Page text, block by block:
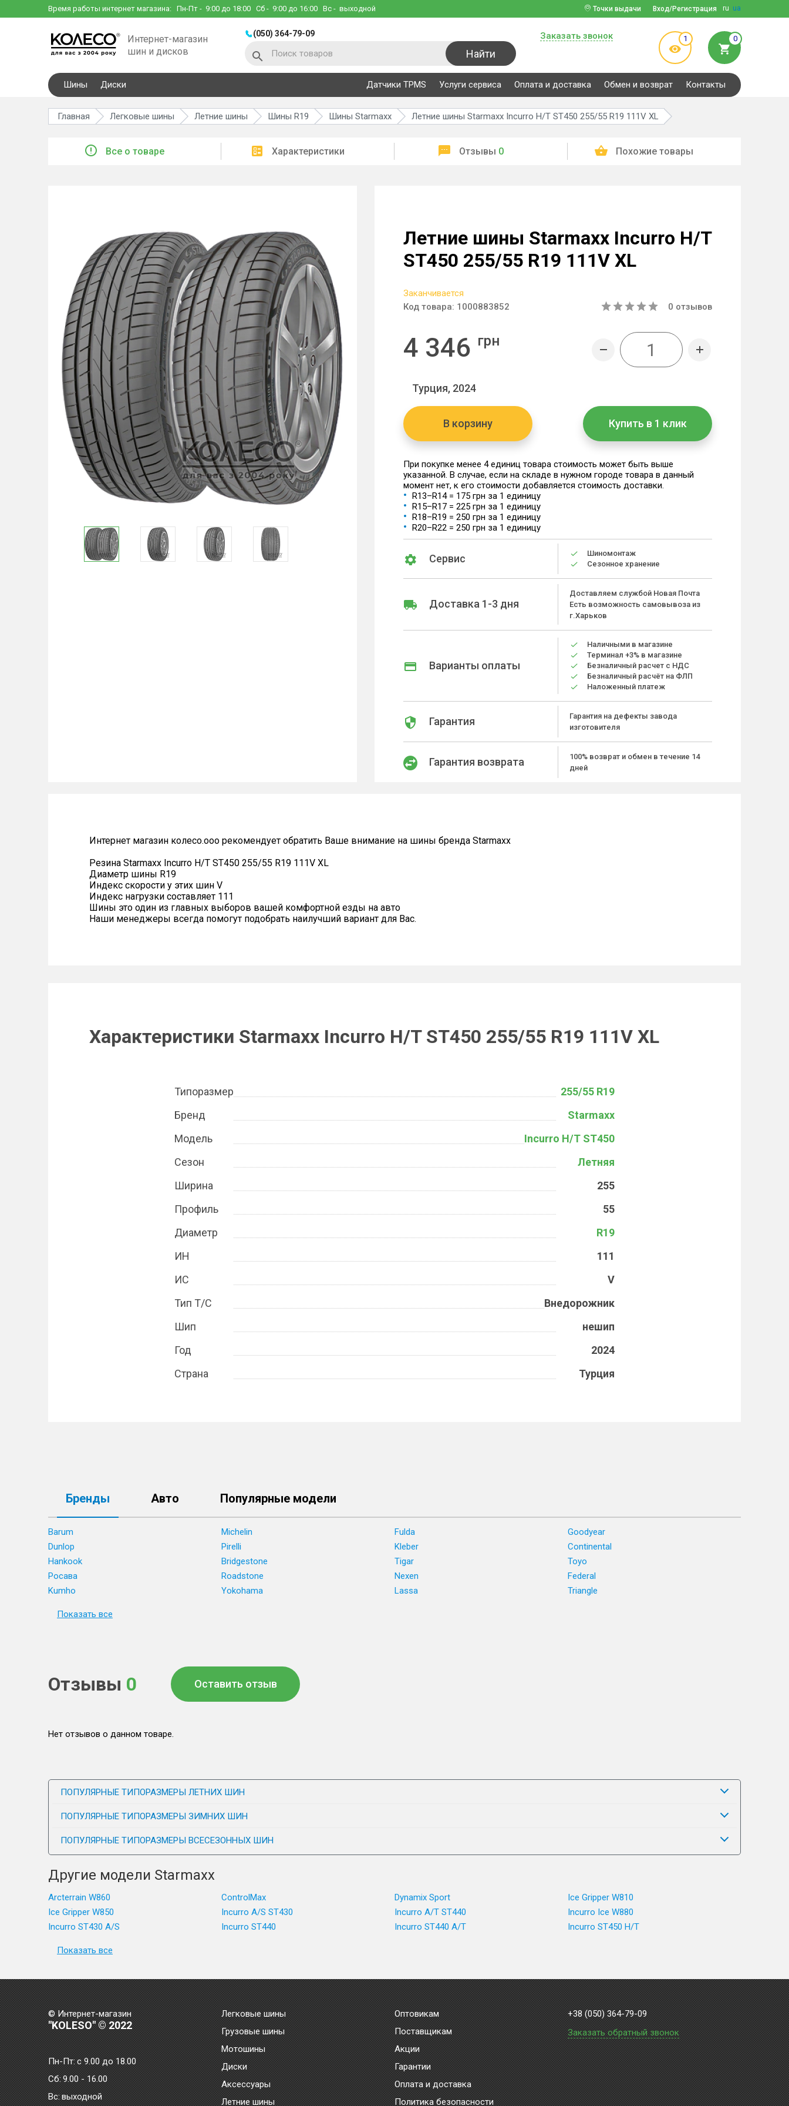
Время работы интернет магазина: Пн-Пт - 9:00 до 18:00 Сб - 9:00 до 16:00 Вс - выходной ru ua
Вход/Регистрация
Точки выдачи
Интернет-магазин
шин и дисков
(050) 364-79-09
Найти
Заказать звонок 1 0
Шины Диски Датчики TPMS Услуги сервиса Оплата и доставка Обмен и возврат Контакты
Главная Легковые шины Летние шины Шины R19 Шины Starmaxx Летние шины Starmaxx Incurro H/T ST450 255/55 R19 111V XL
Все о товаре Характеристики Отзывы 0 Похожие товары
Летние шины Starmaxx Incurro H/T
ST450 255/55 R19 111V XL
Заканчивается
Код товара: 1000883852 0 отзывов
4 346 грн
Турция, 2024
В корзину Купить в 1 клик
При покупке менее 4 единиц товара стоимость может быть выше
указанной. В случае, если на складе в нужном городе товара в данный
момент нет, к его стоимости добавляется стоимость доставки.
R13–R14 = 175 грн за 1 единицу
R15–R17 = 225 грн за 1 единицу
R18–R19 = 250 грн за 1 единицу
R20–R22 = 250 грн за 1 единицу
Сервис
Шиномонтаж
Сезонное хранение
Доставка 1-3 дня
Доставляем службой Новая Почта
Есть возможность самовывоза из
г.Харьков
Варианты оплаты
Наличными в магазине
Терминал +3% в магазине
Безналичный расчет с НДС
Безналичный расчёт на ФЛП
Наложенный платеж
Гарантия
Гарантия на дефекты завода
изготовителя
Гарантия возврата
100% возврат и обмен в течение 14
дней
Интернет магазин колесо.ооо рекомендует обратить Ваше внимание на шины бренда Starmaxx
Резина Starmaxx Incurro H/T ST450 255/55 R19 111V XL
Диаметр шины R19
Индекс скорости у этих шин V
Индекс нагрузки составляет 111
Шины это один из главных выборов вашей комфортной езды на авто
Наши менеджеры всегда помогут подобрать наилучший вариант для Вас.
Характеристики Starmaxx Incurro H/T ST450 255/55 R19 111V XL
Типоразмер
255/55 R19
Бренд
Starmaxx
Модель
Incurro H/T ST450
Сезон
Летняя
Ширина
255
Профиль
55
Диаметр
R19
ИН
111
ИС
V
Тип Т/С
Внедорожник
Шип
нешип
Год
2024
Страна
Турция
Бренды Авто Популярные модели
Barum Michelin Fulda
Goodyear
Dunlop
Pirelli Kleber
Continental
Hankook
Bridgestone Tigar
Toyo
Росава
Roadstone Nexen
Federal
Kumho
Yokohama Lassa Triangle
Показать все
Отзывы 0 Оставить отзыв
Нет отзывов о данном товаре.
ПОПУЛЯРНЫЕ ТИПОРАЗМЕРЫ ЛЕТНИХ ШИН
ПОПУЛЯРНЫЕ ТИПОРАЗМЕРЫ ЗИМНИХ ШИН
ПОПУЛЯРНЫЕ ТИПОРАЗМЕРЫ ВСЕСЕЗОННЫХ ШИН
Другие модели Starmaxx
Arcterrain W860 ControlMax Dynamix Sport
Ice Gripper W810
Ice Gripper W850
Incurro A/S ST430 Incurro A/T ST440
Incurro Ice W880
Incurro ST430 A/S
Incurro ST440 Incurro ST440 A/T Incurro ST450 H/T
Показать все
© Интернет-магазин
"KOLESO" © 2022
Пн-Пт:с 9.00 до 18.00
Сб: 9.00 - 16.00
Bc: выходной
Легковые шины
Грузовые шины
Мотошины
Диски
Аксессуары
Летние шины
Оптовикам
Поставщикам
Акции
Гарантии
Оплата и доставка
Политика безопасности
+38 (050) 364-79-09
Заказать обратный звонок